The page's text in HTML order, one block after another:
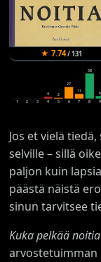
★ 7.74/131
1 2 3
4
4
2
5
27
6
11
7
58
8
6
9
Jos et vielä
selville – sillä
paljon kuin
päästä näistä
sinun tarvitsee
Kuka pelkää noitia
arvostetuimman